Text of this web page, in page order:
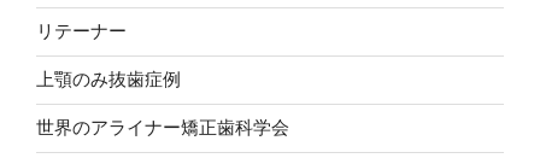
リテーナー
上顎のみ抜歯症例
世界のアライナー矯正歯科学会